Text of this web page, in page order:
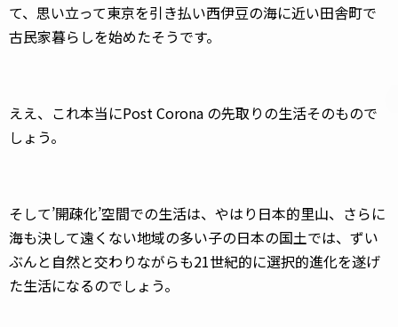
て、思い立って東京を引き払い西伊豆の海に近い田舎町で
古民家暮らしを始めたそうです。
ええ、これ本当にPost Corona の先取りの生活そのもので
しょう。
そして’開疎化’空間での生活は、やはり日本的里山、さらに
海も決して遠くない地域の多い子の日本の国土では、ずい
ぶんと自然と交わりながらも21世紀的に選択的進化を遂げ
た生活になるのでしょう。